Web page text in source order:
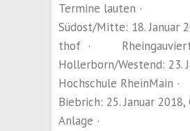
Termine lauten ·
Südost/Mitte: 18. Januar
thof ·
Hollerborn/Westend: 23.
Hochschule
Biebrich: 25. Januar 2018,
Anlage ·